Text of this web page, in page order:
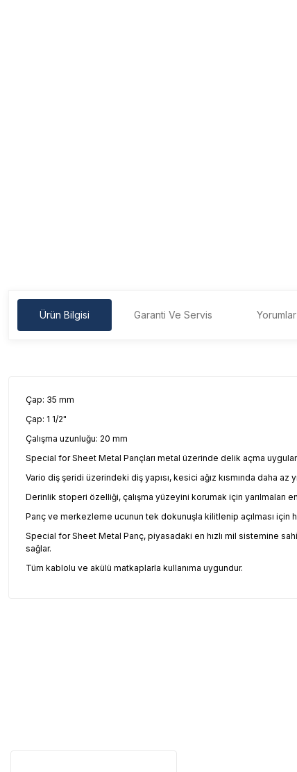
Ürün Bilgisi Garanti Ve Servis Yorumlar
Çap: 35 mm
Çap: 1 1/2"
Çalışma uzunluğu: 20 mm
Special for Sheet Metal Pançları metal üzerinde delik açma
Vario diş şeridi üzerindeki diş yapısı, kesici ağız kısmında daha
Derinlik stoperi özelliği, çalışma yüzeyini korumak için yarılmaları
Panç ve merkezleme ucunun tek dokunuşla kilitlenip açılması için
Special for Sheet Metal Panç, piyasadaki en hızlı mil sistemine
sağlar.
Tüm kablolu ve akülü matkaplarla kullanıma uygundur.